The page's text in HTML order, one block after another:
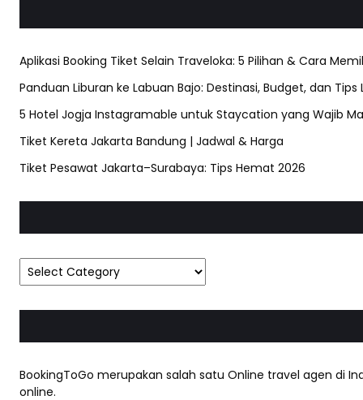
Aplikasi Booking Tiket Selain Traveloka: 5 Pilihan & Cara
Panduan Liburan ke Labuan Bajo: Destinasi, Budget, dan Tips
5 Hotel Jogja Instagramable untuk Staycation yang Wajib
Tiket Kereta Jakarta Bandung | Jadwal & Harga
Tiket Pesawat Jakarta–Surabaya: Tips Hemat 2026
BookingToGo merupakan salah satu Online travel agen di
online.